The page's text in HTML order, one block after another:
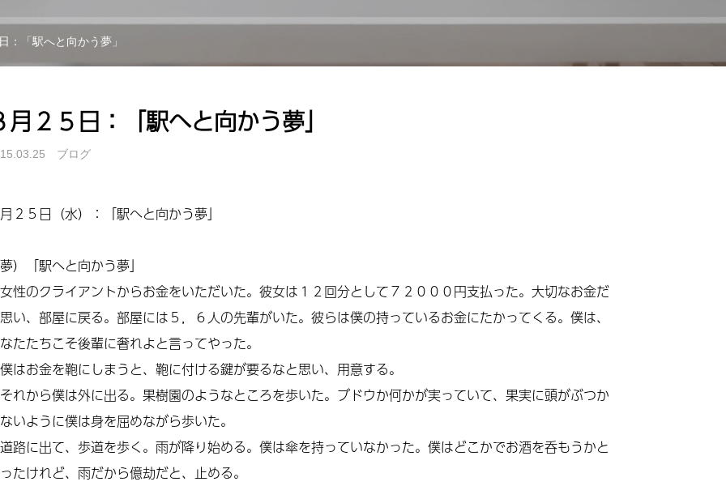
：「駅へと向かう夢」
月２５日：「駅へと向かう夢」
ブログ
２５日（水）：「駅へと向かう夢」
夢）「駅へと向かう夢」
性のクライアントからお金をいただいた。彼女は１２回分として７２０００円支払った。大切なお金だ
い、部屋に戻る。部屋には５，６人の先輩がいた。彼らは僕の持っているお金にたかってくる。僕は、
たたちこそ後輩に奢れよと言ってやった。
はお金を鞄にしまうと、鞄に付ける鍵が要るなと思い、用意する。
れから僕は外に出る。果樹園のようなところを歩いた。ブドウか何かが実っていて、果実に頭がぶつか
いように僕は身を屈めながら歩いた。
路に出て、歩道を歩く。雨が降り始める。僕は傘を持っていなかった。僕はどこかでお酒を呑もうかと
たけれど、雨だから億劫だと、止める。